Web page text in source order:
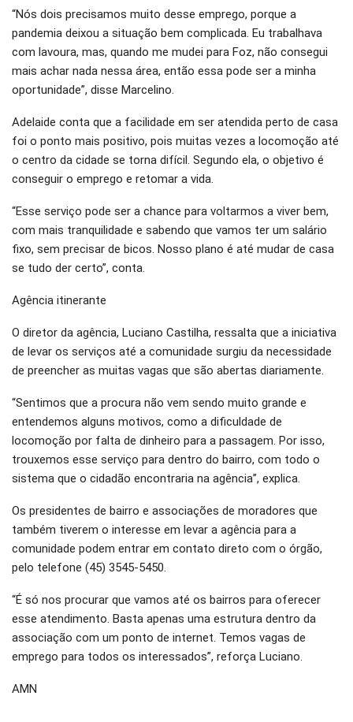
“Nós dois precisamos muito desse emprego, porque a
pandemia deixou a situação bem complicada. Eu trabalhava
com lavoura, mas, quando me mudei para Foz, não consegui
mais achar nada nessa área, então essa pode ser a minha
oportunidade”, disse Marcelino.
Adelaide conta que a facilidade em ser atendida perto de casa
foi o ponto mais positivo, pois muitas vezes a locomoção até
o centro da cidade se torna difícil. Segundo ela, o objetivo é
conseguir o emprego e retomar a vida.
“Esse serviço pode ser a chance para voltarmos a viver bem,
com mais tranquilidade e sabendo que vamos ter um salário
fixo, sem precisar de bicos. Nosso plano é até mudar de casa
se tudo der certo”, conta.
Agência itinerante
O diretor da agência, Luciano Castilha, ressalta que a iniciativa
de levar os serviços até a comunidade surgiu da necessidade
de preencher as muitas vagas que são abertas diariamente.
“Sentimos que a procura não vem sendo muito grande e
entendemos alguns motivos, como a dificuldade de
locomoção por falta de dinheiro para a passagem. Por isso,
trouxemos esse serviço para dentro do bairro, com todo o
sistema que o cidadão encontraria na agência”, explica.
Os presidentes de bairro e associações de moradores que
também tiverem o interesse em levar a agência para a
comunidade podem entrar em contato direto com o órgão,
pelo telefone (45) 3545-5450.
“É só nos procurar que vamos até os bairros para oferecer
esse atendimento. Basta apenas uma estrutura dentro da
associação com um ponto de internet. Temos vagas de
emprego para todos os interessados”, reforça Luciano.
AMN